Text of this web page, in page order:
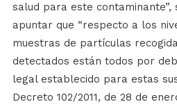
salud para este contaminante”,
apuntar que “respecto a los
muestras de partículas
detectados están todos por
legal establecido para estas
Decreto 102/2011, de 28 de